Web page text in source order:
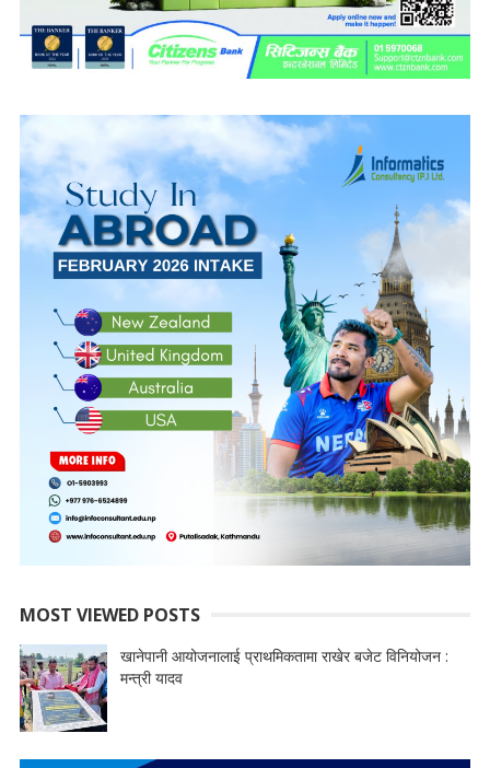
MOST VIEWED POSTS
खानेपानी आयोजनालाई प्राथमिकतामा राखेर बजेट विनियोजन :
मन्त्री यादव